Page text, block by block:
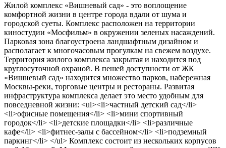
Жилой комплекс «Вишневый сад» - это воплощение
комфортной жизни в центре города вдали от шума и
городской суеты. Комплекс расположен на территории
киностудии «Мосфильм» в окружении зеленых насаждений.
Парковая зона благоустроена ландшафтным дизайном и
располагает к многочасовым прогулкам на свежем воздухе.
Территория жилого комплекса закрытая и находится под
круглосуточной охраной. В пешей доступности от ЖК
«Вишневый сад» находится множество парков, набережная
Москвы-реки, торговые центры и рестораны. Развитая
инфраструктура комплекса делает это место удобным для
повседневной жизни: <ul><li>частный детский сад</li>
<li>офисные помещения</li> <li>мини спортивный
городок</li> <li>детские площадки</li> <li>различные
кафе</li> <li>фитнес-залы с бассейном</li> <li>подземный
паркинг</li> </ul> Комплекс состоит из нескольких корпусов